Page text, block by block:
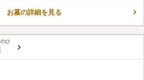
って、いつもきれいで清潔感があります。寺院墓
価されていません。
お墓の詳細を見る
ひ